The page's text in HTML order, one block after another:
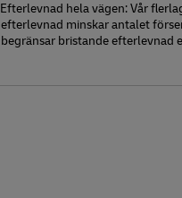
Efterlevnad hela vägen: Vår
efterlevnad minskar antalet
begränsar bristande efterlevnad